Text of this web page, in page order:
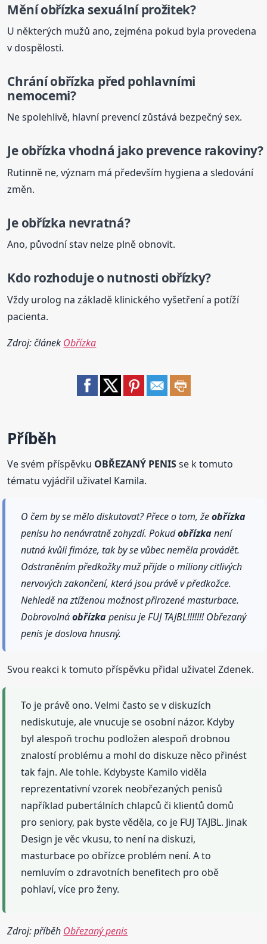
Měníobřízka sexuální prožitek?
U některých mužů ano, zejména pokud byla provedena
v dospělosti.
Chráníobřízka před pohlavními
nemocemi?
Ne spolehlivě, hlavní prevencí zůstává bezpečný sex.
Je obřízka vhodná jako prevence rakoviny?
Rutinně ne, význam má především hygiena a sledování
změn.
Je obřízka nevratná?
Ano, původní stav nelze plně obnovit.
Kdo rozhoduje o nutnosti obřízky?
Vždy urolog na základě klinického vyšetření a potíží
pacienta.
Zdroj: článek Obřízka
Příběh
Ve svém příspěvku OBŘEZANÝ PENISse k tomuto
tématu vyjádřil uživatel Kamila.
O čem by se mělo diskutovat? Přece o tom, žeobřízka
penisu ho nenávratně zohyzdí. Pokudobřízkanení
nutná kvůli fimóze, tak by se vůbec neměla provádět.
Odstraněním předkožky muž přijde o miliony citlivých
nervových zakončení, která jsou právě v předkožce.
Nehledě na ztíženou možnost přirozené masturbace.
Dobrovolnáobřízkapenisu je FUJ TAJBL!!!!!!! Obřezaný
penis je doslova hnusný.
Svou reakci k tomuto příspěvku přidal uživatel Zdenek.
To je právě ono. Velmi často se v diskuzích
nediskutuje, ale vnucuje se osobní názor. Kdyby
byl alespoň trochu podložen alespoň drobnou
znalostí problému a mohl do diskuze něco přinést
tak fajn. Ale tohle. Kdybyste Kamilo viděla
reprezentativní vzorek neobřezaných penisů
například pubertálních chlapců či klientů domů
pro seniory, pak byste věděla, co je FUJ TAJBL. Jinak
Design je věc vkusu, to není na diskuzi,
masturbace po obřízce problém není. A to
nemluvím o zdravotních benefitech pro obě
pohlaví, více pro ženy.
Zdroj: příběh Obřezaný penis